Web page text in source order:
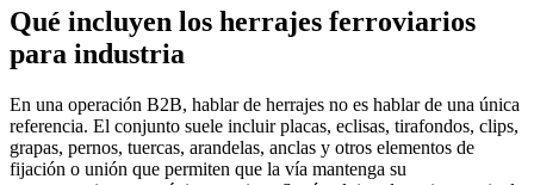
Qué incluyen los herrajes ferroviarios
para industria
En una operación B2B, hablar de herrajes no es hablar de una única
referencia. El conjunto suele incluir placas, eclisas, tirafondos, clips,
grapas, pernos, tuercas, arandelas, anclas y otros elementos de
fijación o unión que permiten que la vía mantenga su